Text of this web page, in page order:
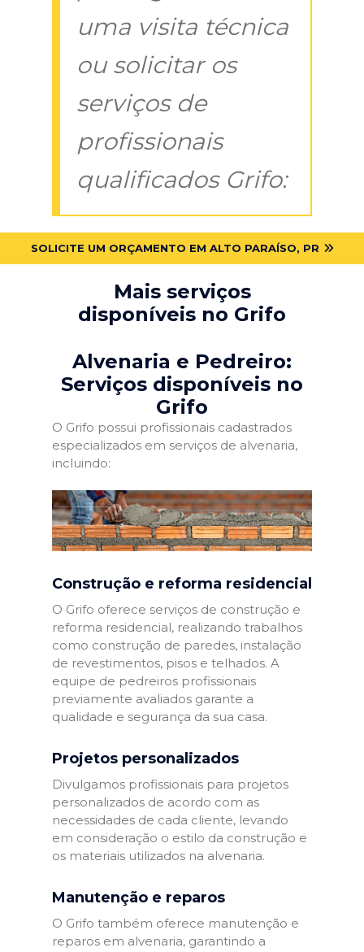
uma visita técnica
ou solicitar os
serviços de
profissionais
qualificados Grifo:
SOLICITE UM ORÇAMENTO EM ALTO PARAÍSO, PR
Mais serviços
disponíveis no Grifo
Alvenaria e Pedreiro:
Serviços disponíveis no
Grifo
O Grifo possui profissionais cadastrados
especializados em serviços de alvenaria,
incluindo:
Construção e reforma residencial
O Grifo oferece serviços de construção e
reforma residencial, realizando trabalhos
como construção de paredes, instalação
de revestimentos, pisos e telhados. A
equipe de pedreiros profissionais
previamente avaliados garante a
qualidade e segurança da sua casa.
Projetos personalizados
Divulgamos profissionais para projetos
personalizados de acordo com as
necessidades de cada cliente, levando
em consideração o estilo da construção e
os materiais utilizados na alvenaria.
Manutenção e reparos
O Grifo também oferece manutenção e
reparos em alvenaria, garantindo a